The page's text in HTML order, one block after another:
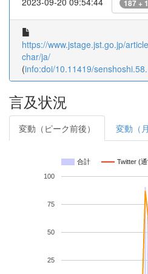
187 +
https://www.jstage.jst.go.jp/
char/ja/
(info:doi/10.11419/
言及状況
変動（ピーク前後） 変動（
合計 Twitter (
25
50
75
100